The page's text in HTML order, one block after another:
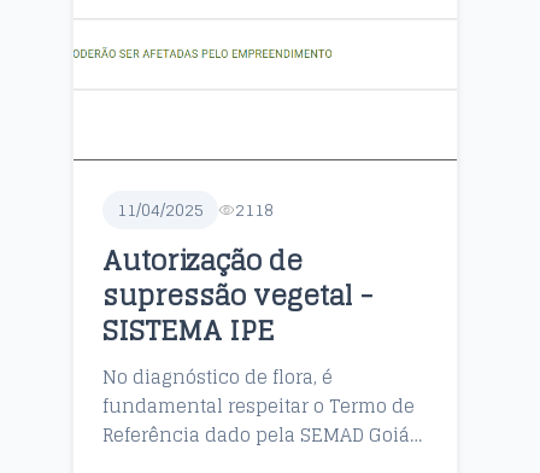
11/04/2025 2118
Autorização de
supressão vegetal -
SISTEMA IPE
No diagnóstico de flora, é
fundamental respeitar o Termo de
Referência dado pela SEMAD Goiás,